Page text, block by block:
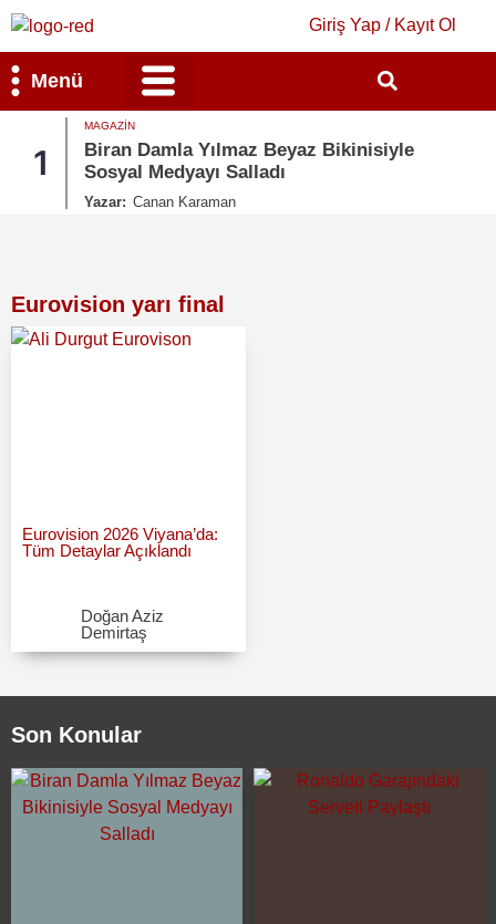
Giriş Yap / Kayıt Ol
Menü
1
MAGAZIN
Biran Damla Yılmaz Beyaz Bikinisiyle
Sosyal Medyayı Salladı
Yazar: Canan Karaman
Eurovision yarı final
Eurovision 2026 Viyana’da:
Tüm Detaylar Açıklandı
Doğan Aziz
Demirtaş
Son Konular